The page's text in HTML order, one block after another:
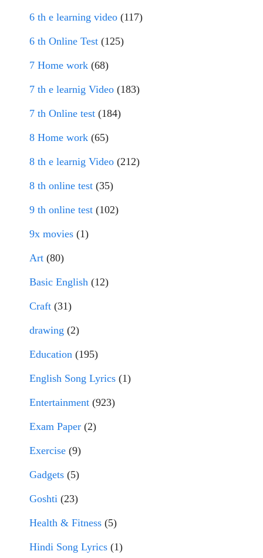
6 th e learning video (117)
6 th Online Test (125)
7 Home work (68)
7 th e learnig Video (183)
7 th Online test (184)
8 Home work (65)
8 th e learnig Video (212)
8 th online test (35)
9 th online test (102)
9x movies (1)
Art (80)
Basic English (12)
Craft (31)
drawing (2)
Education (195)
English Song Lyrics (1)
Entertainment (923)
Exam Paper (2)
Exercise (9)
Gadgets (5)
Goshti (23)
Health & Fitness (5)
Hindi Song Lyrics (1)